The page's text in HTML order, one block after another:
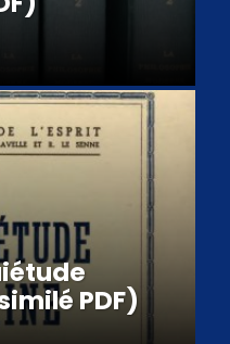
PDF)